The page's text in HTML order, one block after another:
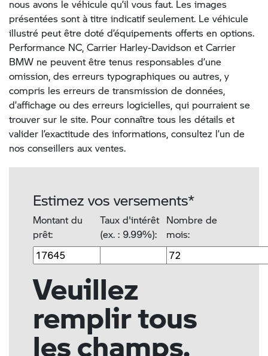
nous avons le véhicule qu’il vous faut. Les images
présentées sont à titre indicatif seulement. Le véhicule
illustré peut être doté d’équipements offerts en options.
Performance NC, Carrier Harley-Davidson et Carrier
BMW ne peuvent être tenus responsables d’une
omission, des erreurs typographiques ou autres, y
compris les erreurs de transmission de données,
d’affichage ou des erreurs logicielles, qui pourraient se
trouver sur le site. Pour connaître tous les détails et
valider l’exactitude des informations, consultez l’un de
nos conseillers aux ventes.
Estimez vos versements*
Montant du
prêt:
Taux d'intérêt
(ex. : 9.99%):
Nombre de
mois:
Veuillez
remplir tous
les champs.